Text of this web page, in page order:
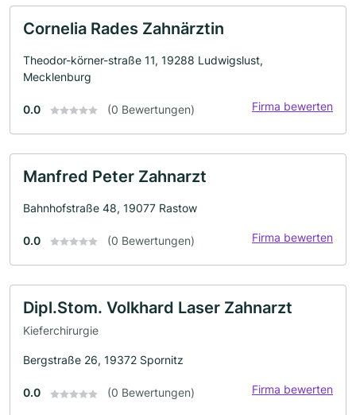
Cornelia Rades Zahnärztin
Theodor-körner-straße 11, 19288 Ludwigslust,
Mecklenburg
0.0 (0 Bewertungen) Firma bewerten
Manfred Peter Zahnarzt
Bahnhofstraße 48, 19077 Rastow
0.0 (0 Bewertungen) Firma bewerten
Dipl.Stom. Volkhard Laser Zahnarzt
Kieferchirurgie
Bergstraße 26, 19372 Spornitz
0.0 (0 Bewertungen) Firma bewerten